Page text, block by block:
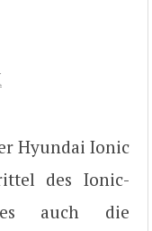
Hyundai Ionic
des Ionic-
es auch die